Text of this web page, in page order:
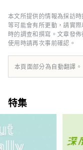
博會場
路平台
性循環
來。我
化藝術
機。
廈，大
06-
本文所提供的情報為採訪
等可能會有所更動，請實
時的調查和撰寫。文章發
使用時請再次事前確認。
本頁面部分為自動翻譯。
特集